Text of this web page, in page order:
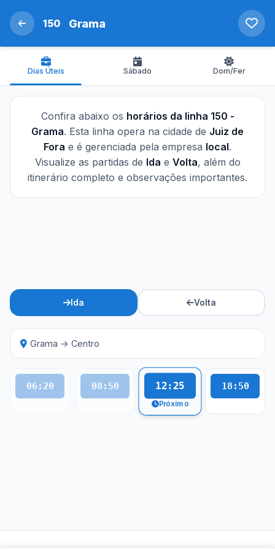
150 Grama
Dias Úteis Sábado Dom/Fer
Confira abaixo os horários da linha 150 -
Grama. Esta linha opera na cidade de Juiz de
Fora e é gerenciada pela empresa local.
Visualize as partidas de Ida e Volta, além do
itinerário completo e observações importantes.
Ida Volta
Grama → Centro
06:20 08:50 12:25
Próximo
18:50